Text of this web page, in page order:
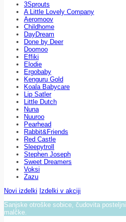
3Sprouts
A Little Lovely Company
Aeromoov
Childhome
DayDream
Done by Deer
Doomoo
Effiki
Elodie
Ergobaby
Kenguru Gold
Koala Babycare
Lip Satler
Little Dutch
Nuna
Nuuroo
Pearhead
Rabbit&Friends
Red Castle
Sleepytroll
Stephen Joseph
Sweet Dreamers
Voksi
Zazu
Novi izdelki Izdelki v akciji
Sanjske otroške sobice, čudovita
malčke.